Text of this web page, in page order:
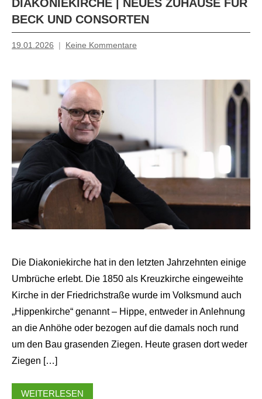
DIAKONIEKIRCHE | NEUES ZUHAUSE FÜR
BECK UND CONSORTEN
19.01.2026
Tiziana
Keine Kommentare
Die Diakoniekirche hat in den letzten Jahrzehnten einige
Umbrüche erlebt. Die 1850 als Kreuzkirche eingeweihte
Kirche in der Friedrichstraße wurde im Volksmund auch
„Hippenkirche“ genannt – Hippe, entweder in Anlehnung
an die Anhöhe oder bezogen auf die damals noch rund
um den Bau grasenden Ziegen. Heute grasen dort weder
Ziegen […]
WEITERLESEN